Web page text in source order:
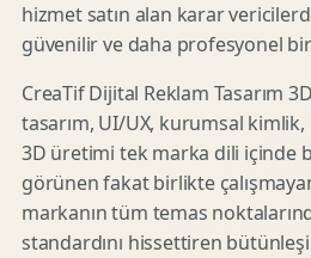
hizmet satın alan karar
güvenilir ve daha profesyonel
CreaTif Dijital Reklam Tasarım
tasarım, UI/UX, kurumsal
3D üretimi tek marka dili içinde
görünen fakat birlikte
markanın tüm temas
standardını hissettiren